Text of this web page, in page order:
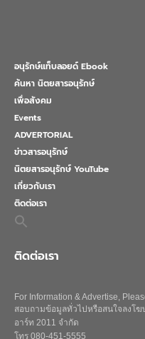
อนุรักษ์แท็บลอยด์ Ebook
ค้นหา นิตยสารอนุรักษ์
เพื่อสังคม
Events
ADVERTORIAL
ข่าวสารอนุรักษ์
นิตยสารอนุรักษ์ YouTube
เกี่ยวกับเรา
ติดต่อเรา
Search
for:
ติดต่อเรา
For Information & Advertise,
สอบถามข้อมูลทั่วไปหรือสนใจลงโ
อาร์ท 2011 จำกัด
โทร 080-451-5555